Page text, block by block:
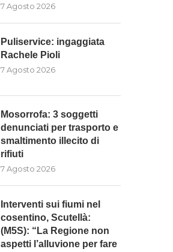
7 Agosto 2026
Puliservice: ingaggiata
Rachele Pioli
7 Agosto 2026
Mosorrofa: 3 soggetti
denunciati per trasporto e
smaltimento illecito di
rifiuti
7 Agosto 2026
Interventi sui fiumi nel
cosentino, Scutellà:
(M5S): “La Regione non
aspetti l’alluvione per fare